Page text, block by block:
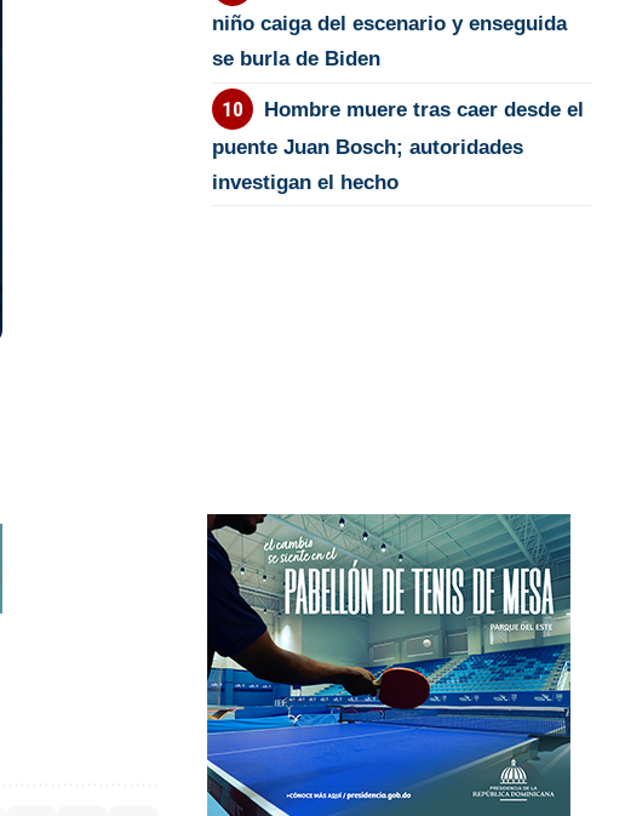
niño caiga del escenario y enseguida
se burla de Biden
Hombre muere tras caer desde el
puente Juan Bosch; autoridades
investigan el hecho